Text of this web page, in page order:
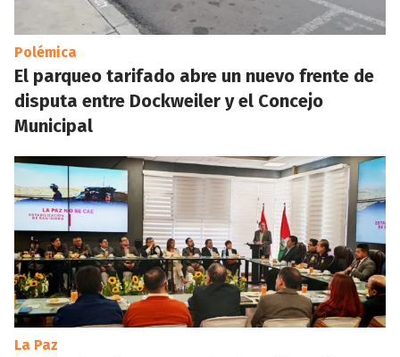
Polémica
El parqueo tarifado abre un nuevo frente de
disputa entre Dockweiler y el Concejo
Municipal
La Paz